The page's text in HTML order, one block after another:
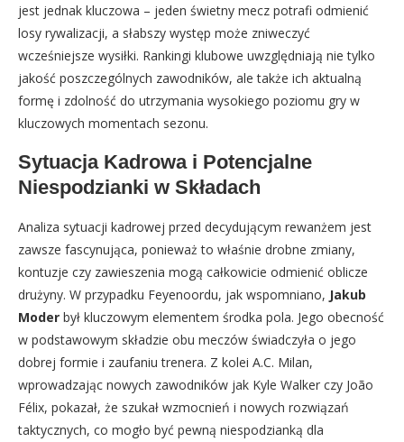
jest jednak kluczowa – jeden świetny mecz potrafi odmienić
losy rywalizacji, a słabszy występ może zniweczyć
wcześniejsze wysiłki. Rankingi klubowe uwzględniają nie tylko
jakość poszczególnych zawodników, ale także ich aktualną
formę i zdolność do utrzymania wysokiego poziomu gry w
kluczowych momentach sezonu.
Sytuacja Kadrowa i Potencjalne
Niespodzianki w Składach
Analiza sytuacji kadrowej przed decydującym rewanżem jest
zawsze fascynująca, ponieważ to właśnie drobne zmiany,
kontuzje czy zawieszenia mogą całkowicie odmienić oblicze
drużyny. W przypadku Feyenoordu, jak wspomniano, Jakub
Moder był kluczowym elementem środka pola. Jego obecność
w podstawowym składzie obu meczów świadczyła o jego
dobrej formie i zaufaniu trenera. Z kolei A.C. Milan,
wprowadzając nowych zawodników jak Kyle Walker czy João
Félix, pokazał, że szukał wzmocnień i nowych rozwiązań
taktycznych, co mogło być pewną niespodzianką dla